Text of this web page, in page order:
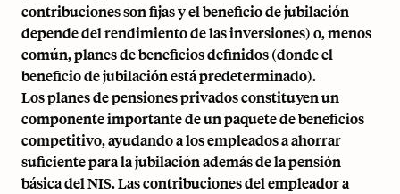
contribuciones son fijas y el beneficio de jubilación
depende del rendimiento de las inversiones) o, menos
común, planes de beneficios definidos (donde el
beneficio de jubilación está predeterminado).
Los planes de pensiones privados constituyen un
componente importante de un paquete de beneficios
competitivo, ayudando a los empleados a ahorrar
suficiente para la jubilación además de la pensión
básica del NIS. Las contribuciones del empleador a